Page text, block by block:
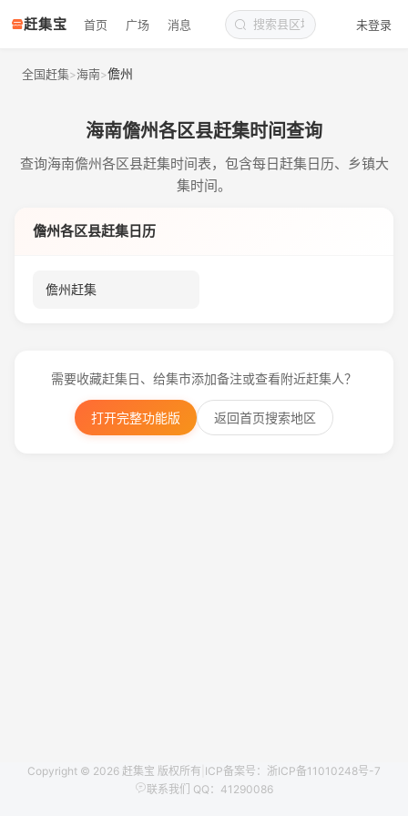
赶集宝 首页 广场 消息 未登录
全国赶集>海南>儋州
海南儋州各区县赶集时间查询
查询海南儋州各区县赶集时间表，包含每日赶集日历、乡镇大
集时间。
儋州各区县赶集日历
儋州赶集
需要收藏赶集日、给集市添加备注或查看附近赶集人？
打开完整功能版 返回首页搜索地区
Copyright © 2026 赶集宝 版权所有 ICP备案号：浙ICP备11010248号-7
联系我们 QQ：41290086